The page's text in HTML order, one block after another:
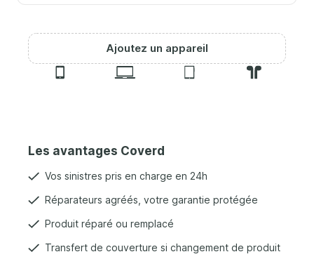
Ajoutez un appareil
Les avantages Coverd
Vos sinistres pris en charge en 24h
Réparateurs agréés, votre garantie protégée
Produit réparé ou remplacé
Transfert de couverture si changement de produit